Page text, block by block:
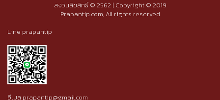
สงวนลิขสิทธิ์ © 2562 | Copyright © 2019
Prapantip.com, All rights reserved
Line prapantip
อีเมล prapantip@gmail.com